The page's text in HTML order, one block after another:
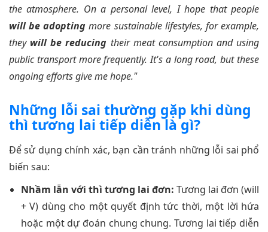
the atmosphere. On a personal level, I hope that people
will be adopting more sustainable lifestyles, for example,
they will be reducing their meat consumption and using
public transport more frequently. It's a long road, but these
ongoing efforts give me hope."
Những lỗi sai thường gặp khi dùng
thì tương lai tiếp diễn là gì?
Để sử dụng chính xác, bạn cần tránh những lỗi sai phổ
biến sau:
Nhầm lẫn với thì tương lai đơn: Tương lai đơn (will
+ V) dùng cho một quyết định tức thời, một lời hứa
hoặc một dự đoán chung chung. Tương lai tiếp diễn